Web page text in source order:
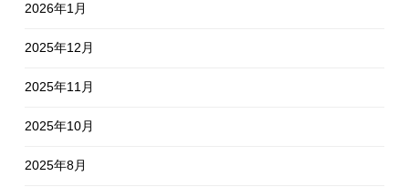
2026年1月
2025年12月
2025年11月
2025年10月
2025年8月